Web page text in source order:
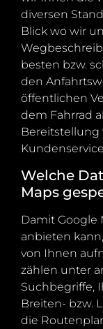
diversen
Blick wo wir
besten bzw.
den
öffentlichen
dem Fahrrad
Bereitstellung
Welche
Maps
Damit Google
anbieten
von Ihnen
zählen unter
Suchbegriffe,
Breiten- bzw.
die